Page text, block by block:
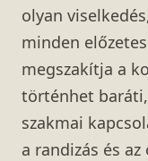
olyan
minden
megszakítja a
történhet
szakmai
a randizás és